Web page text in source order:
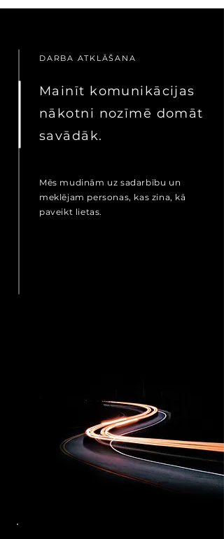
DARBA ATKLĀŠANA
Mainīt komunikācijas
nākotni nozīmē domāt
savādāk.
Mēs mudinām uz sadarbību un
meklējam personas, kas zina, kā
paveikt lietas.